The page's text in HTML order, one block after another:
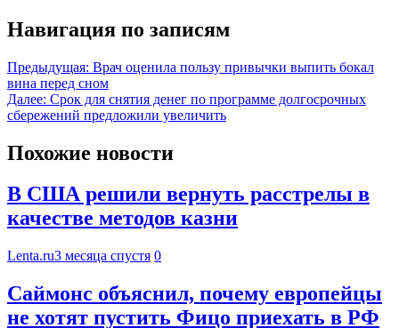
Навигация по записям
Предыдущая: Врач оценила пользу привычки выпить бокал
вина перед сном
Далее: Срок для снятия денег по программе долгосрочных
сбережений предложили увеличить
Похожие новости
В США решили вернуть расстрелы в
качестве методов казни
Lenta.ru3 месяца спустя 0
Саймонс объяснил, почему европейцы
не хотят пустить Фицо приехать в РФ